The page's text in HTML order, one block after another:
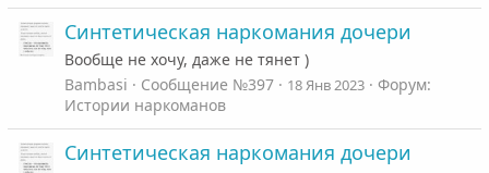
Синтетическая наркомания дочери
Вообще не хочу, даже не тянет )
Bambasi
Сообщение №397 18 Янв 2023
Форум:
Истории наркоманов
Синтетическая наркомания дочери